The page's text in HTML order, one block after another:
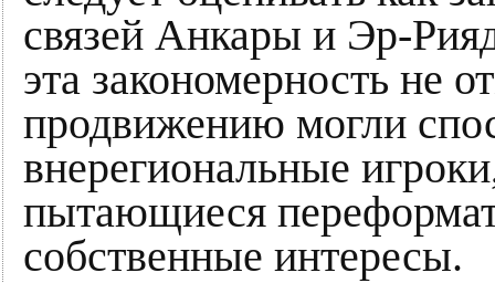
связей Анкары и Эр-
эта закономерность не
продвижению могли
внерегиональные
пытающиеся
собственные интересы.